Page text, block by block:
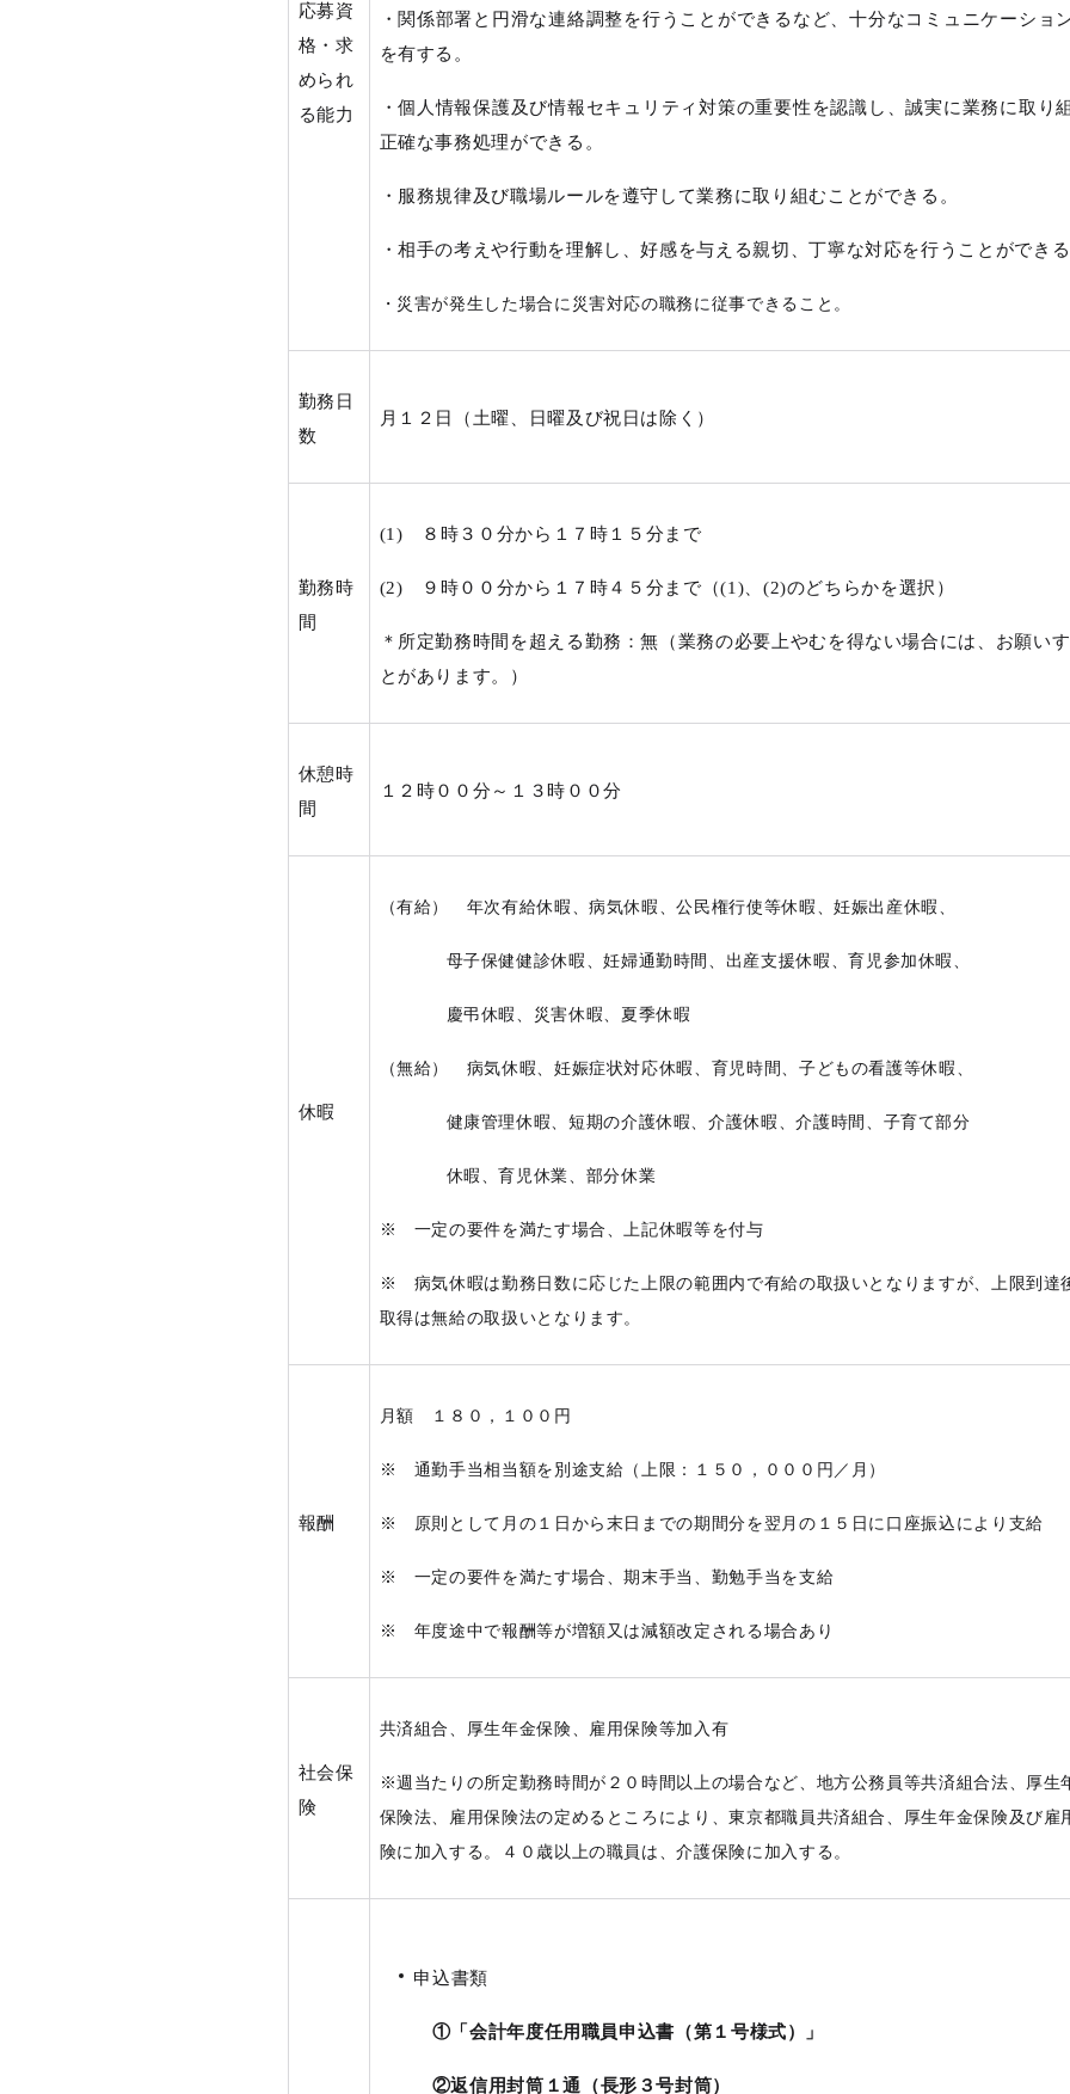
応募資
格・求
められ
る能力
・関係部署と円滑な連絡調整を行うことができるなど、十分なコミュニケーショ
を有する。
・個人情報保護及び情報セキュリティ対策の重要性を認識し、誠実に業務に取り
正確な事務処理ができる。
・服務規律及び職場ルールを遵守して業務に取り組むことができる。
・相手の考えや行動を理解し、好感を与える親切、丁寧な対応を行うことができ
・災害が発生した場合に災害対応の職務に従事できること。
勤務日
数
月１２日（土曜、日曜及び祝日は除く）
勤務時
間
(1) ８時３０分から１７時１５分まで
(2) ９時００分から１７時４５分まで（(1)、(2)のどちらかを選択）
＊所定勤務時間を超える勤務：無（業務の必要上やむを得ない場合には、お願い
とがあります。）
休憩時
間
１２時００分～１３時００分
休暇
（有給） 年次有給休暇、病気休暇、公民権行使等休暇、妊娠出産休暇、
母子保健健診休暇、妊婦通勤時間、出産支援休暇、育児参加休暇、
慶弔休暇、災害休暇、夏季休暇
（無給） 病気休暇、妊娠症状対応休暇、育児時間、子どもの看護等休暇、
健康管理休暇、短期の介護休暇、介護休暇、介護時間、子育て部分
休暇、育児休業、部分休業
※ 一定の要件を満たす場合、上記休暇等を付与
※ 病気休暇は勤務日数に応じた上限の範囲内で有給の取扱いとなりますが、上限到達
取得は無給の取扱いとなります。
報酬
月額 １８０，１００円
※ 通勤手当相当額を別途支給（上限：１５０，０００円／月）
※ 原則として月の１日から末日までの期間分を翌月の１５日に口座振込により支給
※ 一定の要件を満たす場合、期末手当 、勤勉手当 を支給
※ 年度途中で報酬等が増額又は減額改定される場合あり
社会保
険
共済組合、厚生年金保険、雇用保険等加入有
※週当たりの所定勤務時間が２０時間以上の場合など、地方公務員等共済組合法、厚生
保険法、雇用保険法の定めるところにより、東京都職員共済組合、厚生年金保険及び雇
険に加入する。４０歳以上の職員は、介護保険に加入する。
申込書類
①「会計年度任用職員申込書（第１号様式）」
②返信用封筒１通（長形３号封筒）